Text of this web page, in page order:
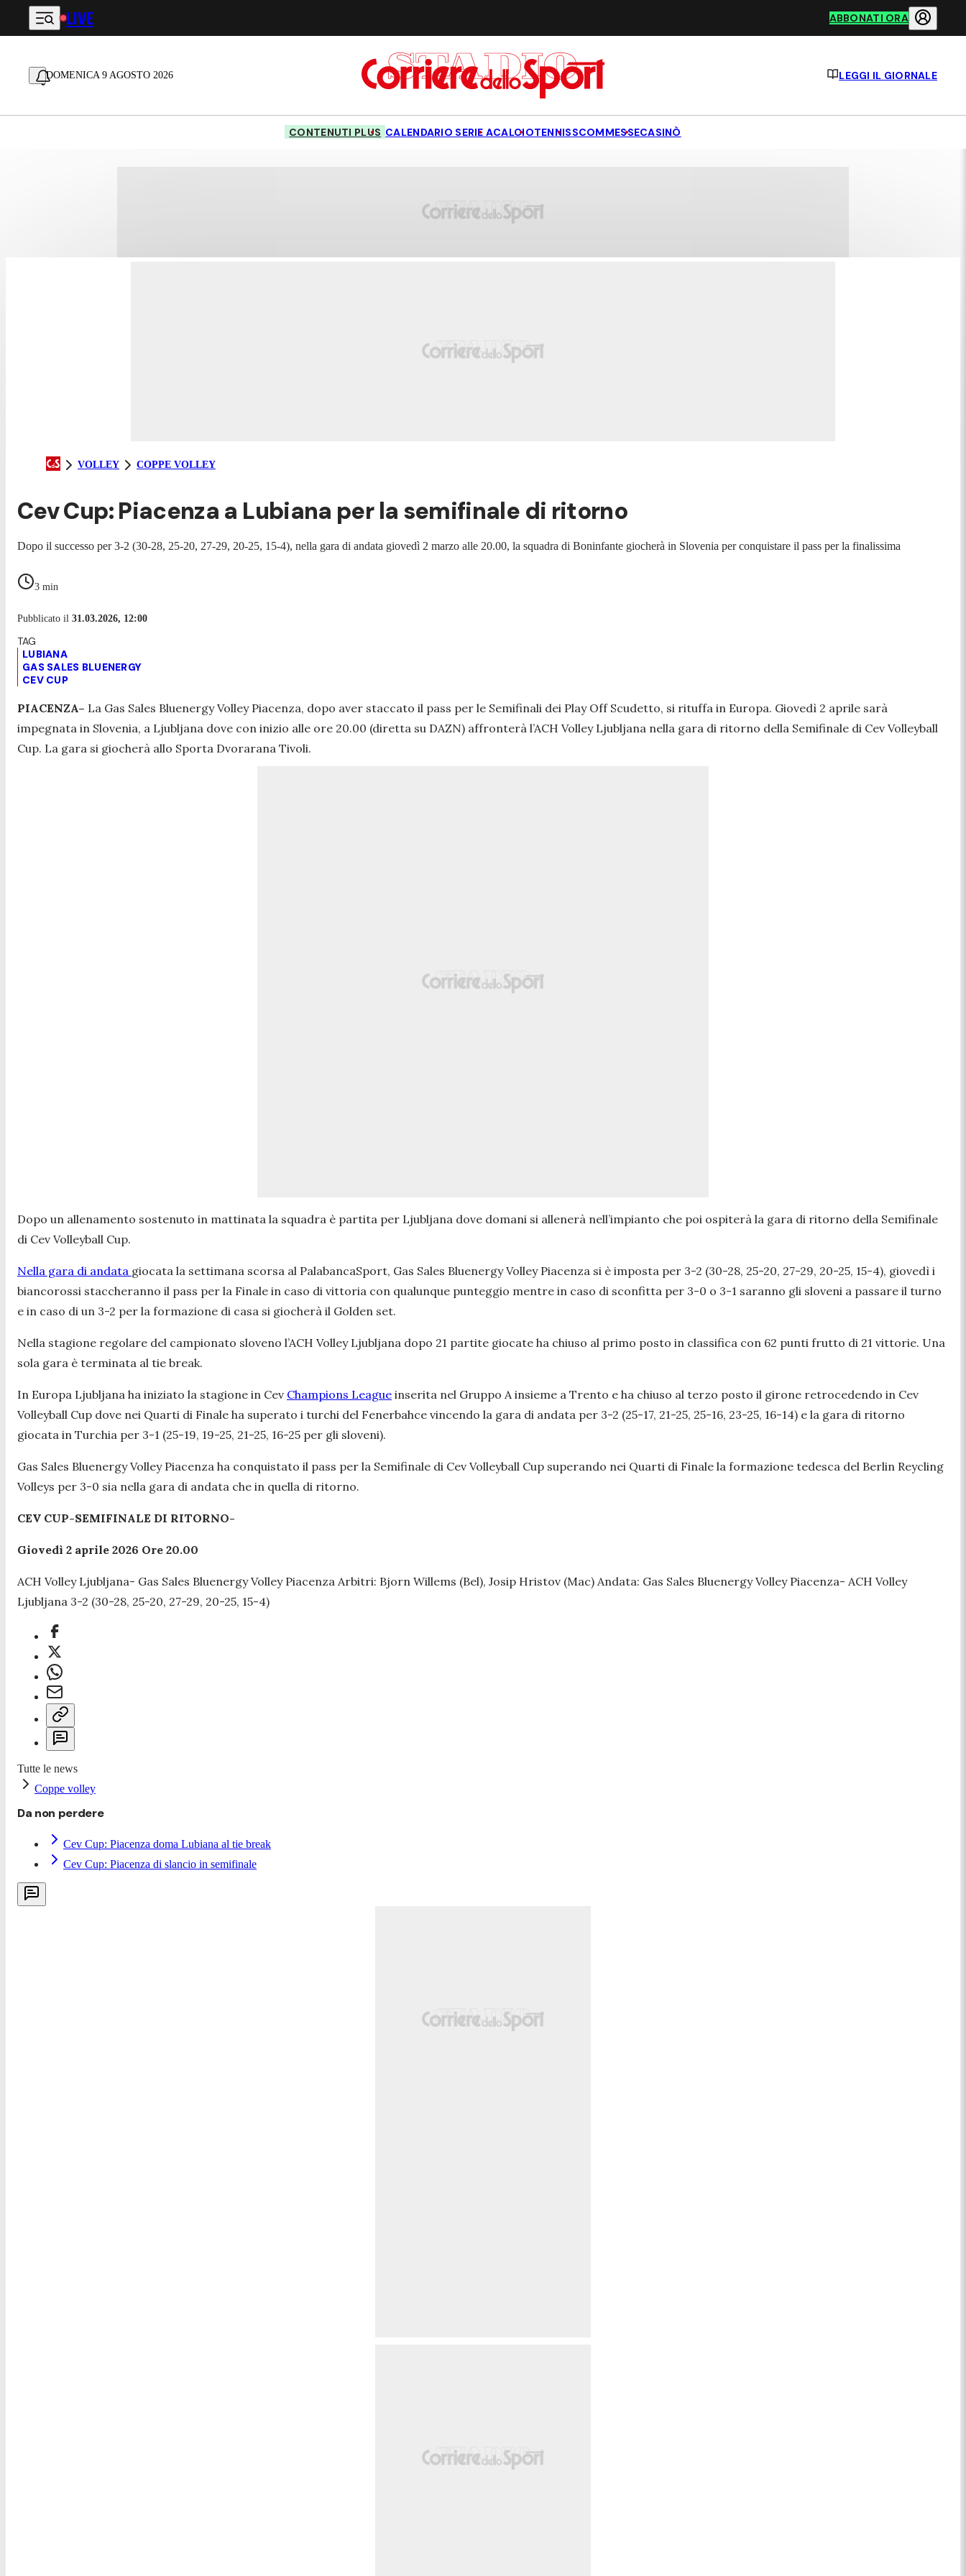
Vai al contenuto principale
LIVE ABBONATI ORA
DOMENICA 9 AGOSTO 2026 LEGGI IL GIORNALE
CONTENUTI PLUS CALENDARIO SERIE ACALCIOTENNISSCOMMESSECASINÒ
VOLLEY COPPE VOLLEY
Cev Cup: Piacenza a Lubiana per la semifinale di ritorno
Dopo il successo per 3-2 (30-28, 25-20, 27-29, 20-25, 15-4), nella gara di andata giovedì 2 marzo alle 20.00, la squadra di Boninfante giocherà in Slovenia per conquistare il pass per la finalissima
3 min
Pubblicato il 31.03.2026, 12:00
LUBIANA
GAS SALES BLUENERGY
CEV CUP
PIACENZA– La Gas Sales Bluenergy Volley Piacenza, dopo aver staccato il pass per le Semifinali dei Play Off Scudetto, si rituffa in Europa. Giovedì 2 aprile sarà
impegnata in Slovenia, a Ljubljana dove con inizio alle ore 20.00 (diretta su DAZN) affronterà l’ACH Volley Ljubljana nella gara di ritorno della Semifinale di Cev Volleyball
Cup. La gara si giocherà allo Sporta Dvorarana Tivoli.
Dopo un allenamento sostenuto in mattinata la squadra è partita per Ljubljana dove domani si allenerà nell’impianto che poi ospiterà la gara di ritorno della Semifinale
di Cev Volleyball Cup.
Nella gara di andata giocata la settimana scorsa al PalabancaSport, Gas Sales Bluenergy Volley Piacenza si è imposta per 3-2 (30-28, 25-20, 27-29, 20-25, 15-4), giovedì i
biancorossi staccheranno il pass per la Finale in caso di vittoria con qualunque punteggio mentre in caso di sconfitta per 3-0 o 3-1 saranno gli sloveni a passare il turno
e in caso di un 3-2 per la formazione di casa si giocherà il Golden set.
Nella stagione regolare del campionato sloveno l’ACH Volley Ljubljana dopo 21 partite giocate ha chiuso al primo posto in classifica con 62 punti frutto di 21 vittorie. Una
sola gara è terminata al tie break.
In Europa Ljubljana ha iniziato la stagione in Cev Champions League inserita nel Gruppo A insieme a Trento e ha chiuso al terzo posto il girone retrocedendo in Cev
Volleyball Cup dove nei Quarti di Finale ha superato i turchi del Fenerbahce vincendo la gara di andata per 3-2 (25-17, 21-25, 25-16, 23-25, 16-14) e la gara di ritorno
giocata in Turchia per 3-1 (25-19, 19-25, 21-25, 16-25 per gli sloveni).
Gas Sales Bluenergy Volley Piacenza ha conquistato il pass per la Semifinale di Cev Volleyball Cup superando nei Quarti di Finale la formazione tedesca del Berlin Reycling
Volleys per 3-0 sia nella gara di andata che in quella di ritorno.
CEV CUP-SEMIFINALE DI RITORNO-
Giovedì 2 aprile 2026 Ore 20.00
ACH Volley Ljubljana- Gas Sales Bluenergy Volley Piacenza Arbitri: Bjorn Willems (Bel), Josip Hristov (Mac) Andata: Gas Sales Bluenergy Volley Piacenza- ACH Volley
Ljubljana 3-2 (30-28, 25-20, 27-29, 20-25, 15-4)
Tutte le news
Coppe volley
Da non perdere
Cev Cup: Piacenza doma Lubiana al tie break
Cev Cup: Piacenza di slancio in semifinale